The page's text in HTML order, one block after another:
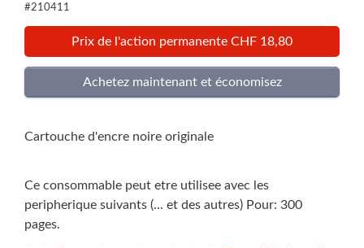
#210411
Prix de l'action permanente CHF 18,80
Cartouche d'encre noire originale
Ce consommable peut etre utilisee avec les
peripherique suivants (... et des autres) Pour: 300
pages.